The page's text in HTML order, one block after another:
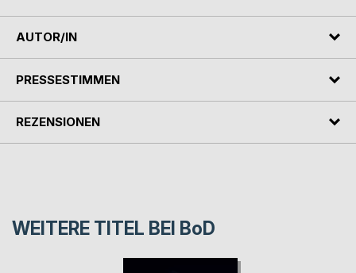
AUTOR/IN
PRESSESTIMMEN
REZENSIONEN
WEITERE TITEL BEI BoD